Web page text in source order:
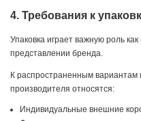
4. Требования к
Упаковка играет важную роль
представлении бренда.
К распространенным вариантам
производителя относятся:
Индивидуальные внешние